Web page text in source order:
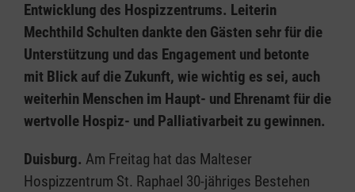
Entwicklung des Hospizzentrums. Leiterin
Mechthild Schulten dankte den Gästen sehr für die
Unterstützung und das Engagement und betonte
mit Blick auf die Zukunft, wie wichtig es sei, auch
weiterhin Menschen im Haupt- und Ehrenamt für die
wertvolle Hospiz- und Palliativarbeit zu gewinnen.
Duisburg. Am Freitag hat das Malteser
Hospizzentrum St. Raphael 30-jähriges Bestehen